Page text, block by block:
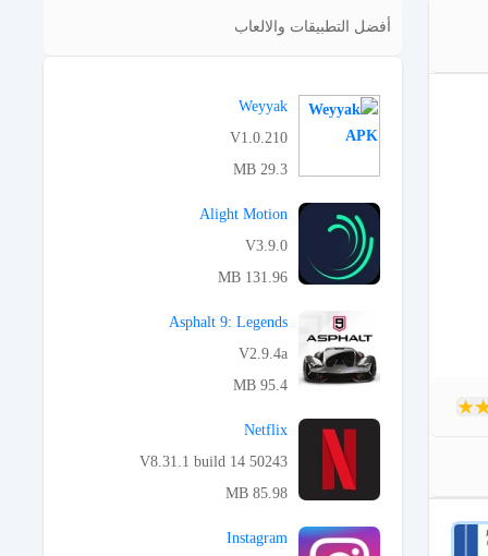
أفضل التطبيقات والالعاب
Weyyak
V1.0.210
29.3 MB
Alight Motion
V3.9.0
131.96 MB
Asphalt 9: Legends
V2.9.4a
95.4 MB
Netflix
V8.31.1 build 14 50243
85.98 MB
Instagram